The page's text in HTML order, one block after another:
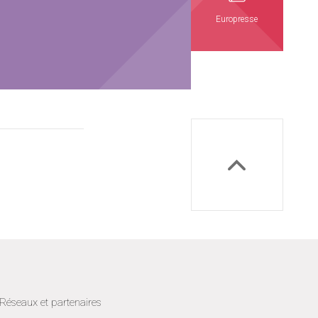
Europresse
Réseaux et partenaires